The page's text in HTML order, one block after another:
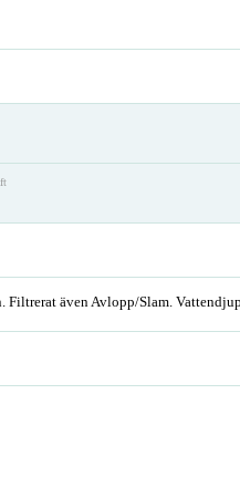
Filtrerat även Avlopp/Slam.